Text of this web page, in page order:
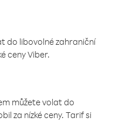
do libovolné zahraniční
ceny Viber.
můžete volat do
za nízké ceny. Tarif si